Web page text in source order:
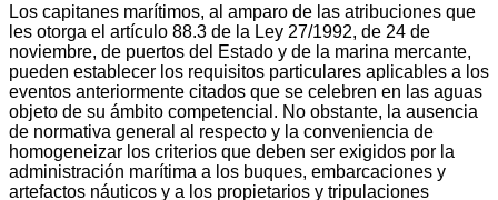
Los capitanes marítimos, al amparo de las atribuciones que
les otorga el artículo 88.3 de la Ley 27/1992, de 24 de
noviembre, de puertos del Estado y de la marina mercante,
pueden establecer los requisitos particulares aplicables a los
eventos anteriormente citados que se celebren en las aguas
objeto de su ámbito competencial. No obstante, la ausencia
de normativa general al respecto y la conveniencia de
homogeneizar los criterios que deben ser exigidos por la
administración marítima a los buques, embarcaciones y
artefactos náuticos y a los propietarios y tripulaciones